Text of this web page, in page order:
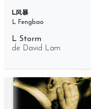
L风暴
L Fengbao
L Storm
de David Lam